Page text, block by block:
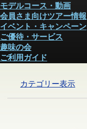
モデルコース・動画
会員さま向けツアー情報
イベント・キャンペーン
ご優待・サービス
趣味の会
ご利用ガイド
カテゴリー表示